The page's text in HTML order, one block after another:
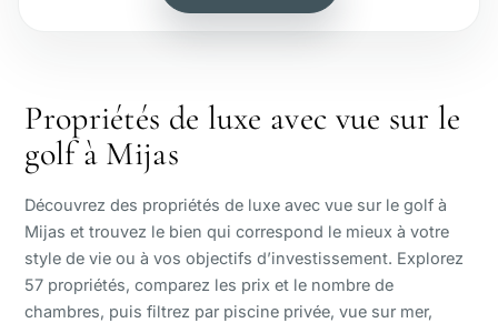
Vue mer
Vue panoramique
Vue golf
Propriétés de luxe avec vue sur le
golf à Mijas
Découvrez des propriétés de luxe avec vue sur le golf à
Mijas et trouvez le bien qui correspond le mieux à votre
style de vie ou à vos objectifs d’investissement. Explorez
57 propriétés, comparez les prix et le nombre de
chambres, puis filtrez par piscine privée, vue sur mer,